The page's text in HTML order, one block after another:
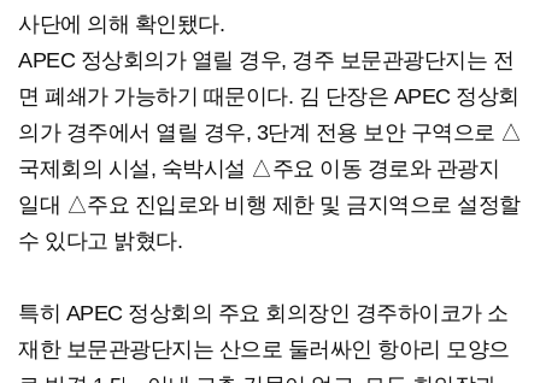
사단에 의해 확인됐다.
APEC 정상회의가 열릴 경우, 경주 보문관광단지는 전
면 폐쇄가 가능하기 때문이다. 김 단장은 APEC 정상회
의가 경주에서 열릴 경우, 3단계 전용 보안 구역으로 △
국제회의 시설, 숙박시설 △주요 이동 경로와 관광지
일대 △주요 진입로와 비행 제한 및 금지역으로 설정할
수 있다고 밝혔다.
특히 APEC 정상회의 주요 회의장인 경주하이코가 소
재한 보문관광단지는 산으로 둘러싸인 항아리 모양으